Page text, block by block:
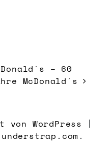
– 60
McDonald´s
WordPress |
understrap.com .